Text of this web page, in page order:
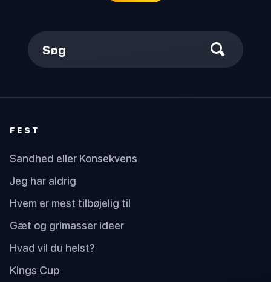
Søg
FEST
Sandhed eller Konsekvens
Jeg har aldrig
Hvem er mest tilbøjelig til
Gæt og grimasser ideer
Hvad vil du helst?
Kings Cup